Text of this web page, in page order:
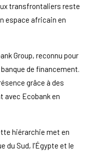
transfrontaliers reste
espace africain en
Group, reconnu pour
de financement.
grâce à des
Ecobank en
hiérarchie met en
du Sud, l’Égypte et le